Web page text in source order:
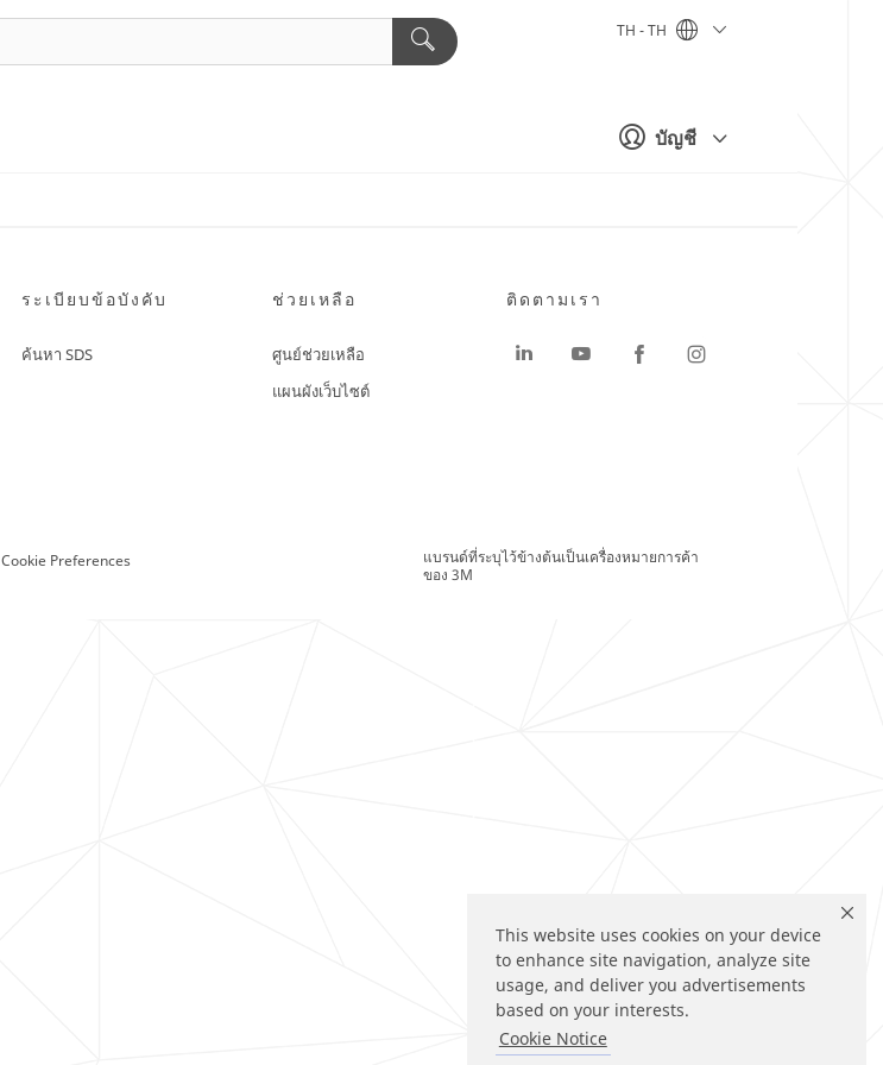
This website uses cookies on your device
to enhance site navigation, analyze site
usage, and deliver you advertisements
based on your interests.
Cookie Notice
บัญชี
TH - TH
ระเบียบข้อบังคับ
ค้นหา SDS
ช่วยเหลือ
ศูนย์ช่วยเหลือ
แผนผังเว็บไซต์
Cookie Preferences
ติดตามเรา
แบรนด์ที่ระบุไว้ข้างต้นเป็นเครื่องหมายการค้า
ของ 3M